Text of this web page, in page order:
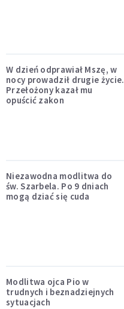
W dzień odprawiał Mszę, w
nocy prowadził drugie życie.
Przełożony kazał mu
opuścić zakon
Niezawodna modlitwa do
św. Szarbela. Po 9 dniach
mogą dziać się cuda
Modlitwa ojca Pio w
trudnych i beznadziejnych
sytuacjach